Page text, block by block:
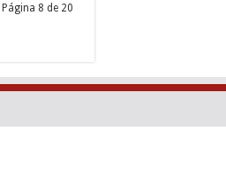
Página 8 de 20